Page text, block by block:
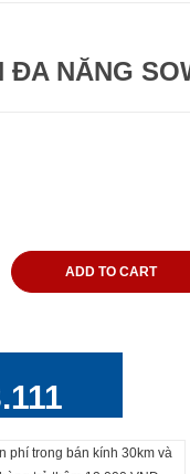
NĂNG
ADD TO CART
phí trong bán kính 30km và